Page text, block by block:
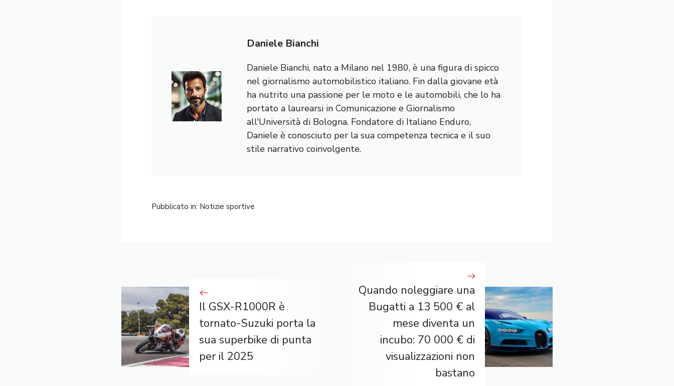
Daniele Bianchi
Daniele Bianchi, nato a Milano nel 1980, è una figura di spicco
nel giornalismo automobilistico italiano. Fin dalla giovane età
ha nutrito una passione per le moto e le automobili, che lo ha
portato a laurearsi in Comunicazione e Giornalismo
all'Università di Bologna. Fondatore di Italiano Enduro,
Daniele è conosciuto per la sua competenza tecnica e il suo
stile narrativo coinvolgente.
Pubblicato in: Notizie sportive
Il GSX-R1000R è
tornato-Suzuki porta la
sua superbike di punta
per il 2025
Quando noleggiare una
Bugatti a 13 500 € al
mese diventa un
incubo: 70 000 € di
visualizzazioni non
bastano